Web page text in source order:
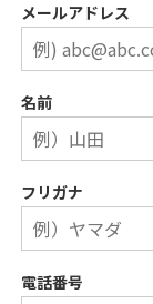
メールアドレス
名前
フリガナ
電話番号